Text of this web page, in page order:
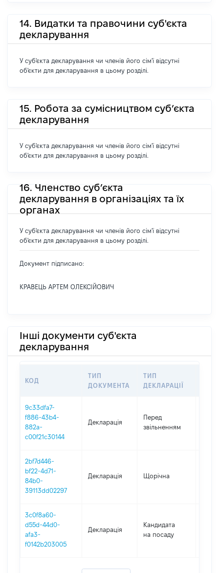
14. Видатки та правочини суб'єкта
декларування
У суб'єкта декларування чи членів його сім'ї відсутні
об'єкти для декларування в цьому розділі.
15. Робота за сумісництвом суб’єкта
декларування
У суб'єкта декларування чи членів його сім'ї відсутні
об'єкти для декларування в цьому розділі.
16. Членство суб’єкта
декларування в організаціях та їх
органах
У суб'єкта декларування чи членів його сім'ї відсутні
об'єкти для декларування в цьому розділі.
Документ підписано:
КРАВЕЦЬ АРТЕМ ОЛЕКСІЙОВИЧ
Інші документи суб'єкта
декларування
КОД
ТИП
ДОКУМЕНТА
ТИП
ДЕКЛАРАЦІЇ
9c33dfa7-
f886-43b4-
882a-
c00f21c30144
Декларація
Перед
звільненням
2bf7d446-
bf22-4d71-
84b0-
39113dd02297
Декларація Щорічна
3c0f8a60-
d55d-44d0-
afa3-
f0142b203005
Декларація
Кандидата
на посаду